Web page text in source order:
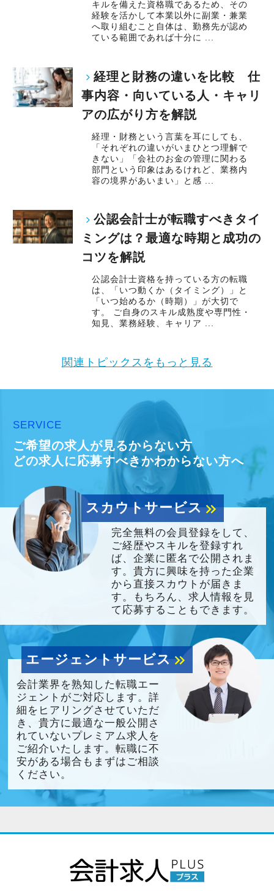
キルを備えた資格職であるため、その
経験を活かして本業以外に副業・兼業
へ取り組むこと自体は、勤務先が認め
ている範囲であれば十分に ...
経理と財務の違いを比較 仕
事内容・向いている人・キャリ
アの広がり方を解説
経理・財務という言葉を耳にしても、
「それぞれの違いがいまひとつ理解で
きない」「会社のお金の管理に関わる
部門という印象はあるけれど、業務内
容の境界があいまい」と感 ...
公認会計士が転職すべきタイ
ミングは？最適な時期と成功の
コツを解説
公認会計士資格を持っている方の転職
は、「いつ動くか（タイミング）」と
「いつ始めるか（時期）」が大切で
す。 ご自身のスキル成熟度や専門性・
知見、業務経験、キャリア ...
関連トピックスをもっと見る
SERVICE
ご希望の求人が見るからない方
どの求人に応募すべきかわからない方へ
スカウトサービスkeyboard_double_arrow_right
完全無料の会員登録をして、
ご経歴やスキルを登録すれ
ば、企業に匿名で公開されま
す。貴方に興味を持った企業
から直接スカウトが届きま
す。もちろん、求人情報を見
て応募することもできます。
エージェントサービスkeyboard_double_arrow_right
会計業界を熟知した転職エー
ジェントがご対応します。詳
細をヒアリングさせていただ
き、貴方に最適な一般公開さ
れていないプレミアム求人を
ご紹介いたします。転職に不
安がある場合もまずはご相談
ください。